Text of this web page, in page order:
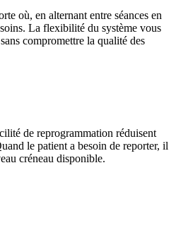
où, en alternant entre séances en
La flexibilité du système vous
compromettre la qualité des
de reprogrammation réduisent
le patient a besoin de reporter, il
créneau disponible.